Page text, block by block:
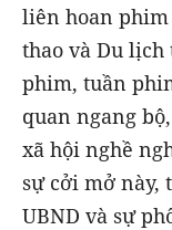
liên hoan phim
thao và Du lịch
phim, tuần
quan ngang
xã hội nghề
sự cởi mở này,
UBND và sự